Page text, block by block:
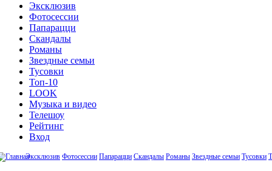
Эксклюзив
Фотосессии
Папарацци
Скандалы
Романы
Звездные семьи
Тусовки
Топ-10
LOOK
Музыка и видео
Телешоу
Рейтинг
Вход
Эксклюзив Фотосессии Папарацци Скандалы Романы Звездные семьи Тусовки